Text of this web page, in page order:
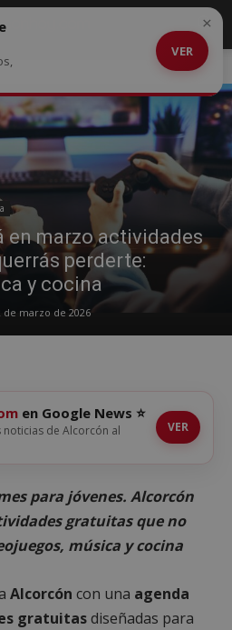
marzo actividades
perderte:
y cocina
de marzo de 2026
VER
×
en Google News ⭐
noticias de Alcorcón al
VER
para jóvenes. Alcorcón
gratuitas que no
música y cocina
Alcorcón con una agenda
gratuitasdiseñadas para